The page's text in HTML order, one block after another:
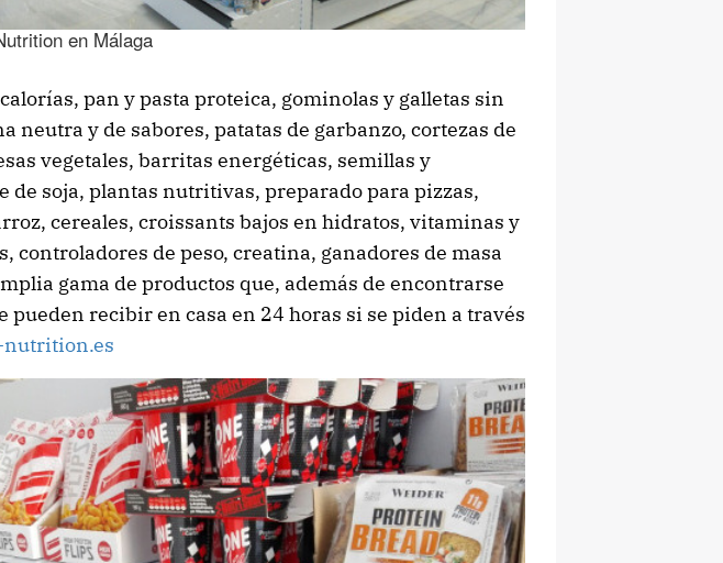
en Málaga
pan y pasta proteica, gominolas y galletas sin
neutra y de sabores, patatas de garbanzo, cortezas de
vegetales, barritas energéticas, semillas y
de soja, plantas nutritivas, preparado para pizzas,
cereales, croissants bajos en hidratos, vitaminas y
controladores de peso, creatina, ganadores de masa
gama de productos que, además de encontrarse
pueden recibir en casa en 24 horas si se piden a través